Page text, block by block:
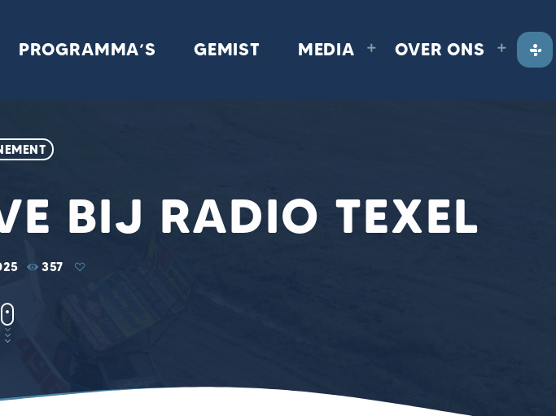
PROGRAMMA’S GEMIST MEDIA OVER ONS
BIJ RADIO TEXEL
357